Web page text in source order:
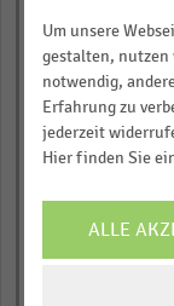
20
categories.
The
chart
has
axis
Q1 2017/18
Q3
0,5
End
… und
Um unsere
gestalten, nutzen
notwendig,
Erfahrung zu
jederzeit
Hier finden Sie
ALLE